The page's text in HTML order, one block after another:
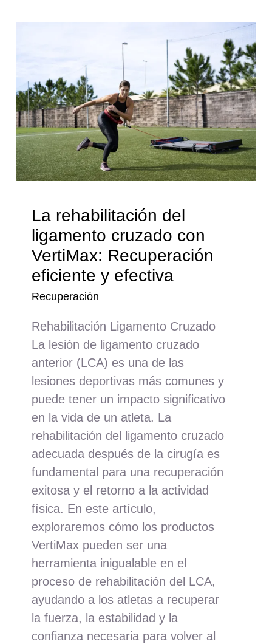
La rehabilitación del
ligamento cruzado con
VertiMax: Recuperación
eficiente y efectiva
Recuperación
Rehabilitación Ligamento Cruzado
La lesión de ligamento cruzado
anterior (LCA) es una de las
lesiones deportivas más comunes y
puede tener un impacto significativo
en la vida de un atleta. La
rehabilitación del ligamento cruzado
adecuada después de la cirugía es
fundamental para una recuperación
exitosa y el retorno a la actividad
física. En este artículo,
exploraremos cómo los productos
VertiMax pueden ser una
herramienta inigualable en el
proceso de rehabilitación del LCA,
ayudando a los atletas a recuperar
la fuerza, la estabilidad y la
confianza necesaria para volver al